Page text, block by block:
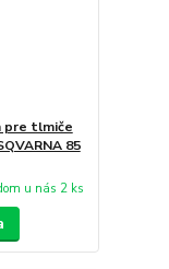
pre tlmiče
85
u nás 2 ks